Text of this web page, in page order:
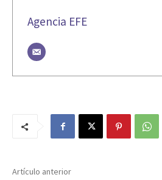
Agencia EFE
Artículo anterior